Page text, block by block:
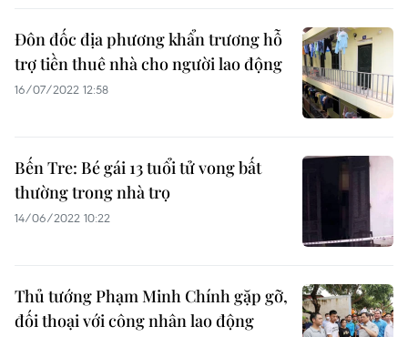
Đôn đốc địa phương khẩn trương hỗ
trợ tiền thuê nhà cho người lao động
16/07/2022 12:58
Bến Tre: Bé gái 13 tuổi tử vong bất
thường trong nhà trọ
14/06/2022 10:22
Thủ tướng Phạm Minh Chính gặp gỡ,
đối thoại với công nhân lao động